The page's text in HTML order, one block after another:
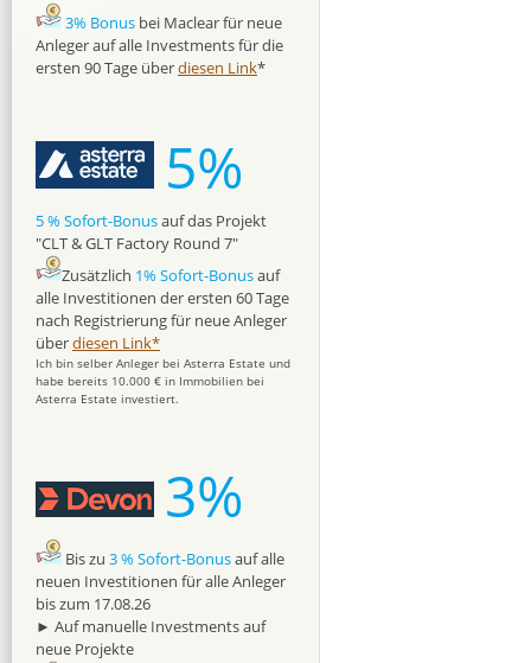
3% Bonus bei Maclear für neue
Anleger auf alle Investments für die
ersten 90 Tage überdiesen Link*
5%
5 % Sofort-Bonusauf das Projekt
"CLT & GLT Factory Round 7"
Zusätzlich 1% Sofort-Bonusauf
alle Investitionen der ersten 60 Tage
nach Registrierung für neue Anleger
überdiesen Link*
Ich bin selber Anleger bei Asterra Estate und
habe bereits 10.000 € in Immobilien bei
Asterra Estate investiert.
3%
Bis zu 3 % Sofort-Bonusauf alle
neuen Investitionen für alle Anleger
bis zum 17.08.26
► Auf manuelle Investments auf
neue Projekte